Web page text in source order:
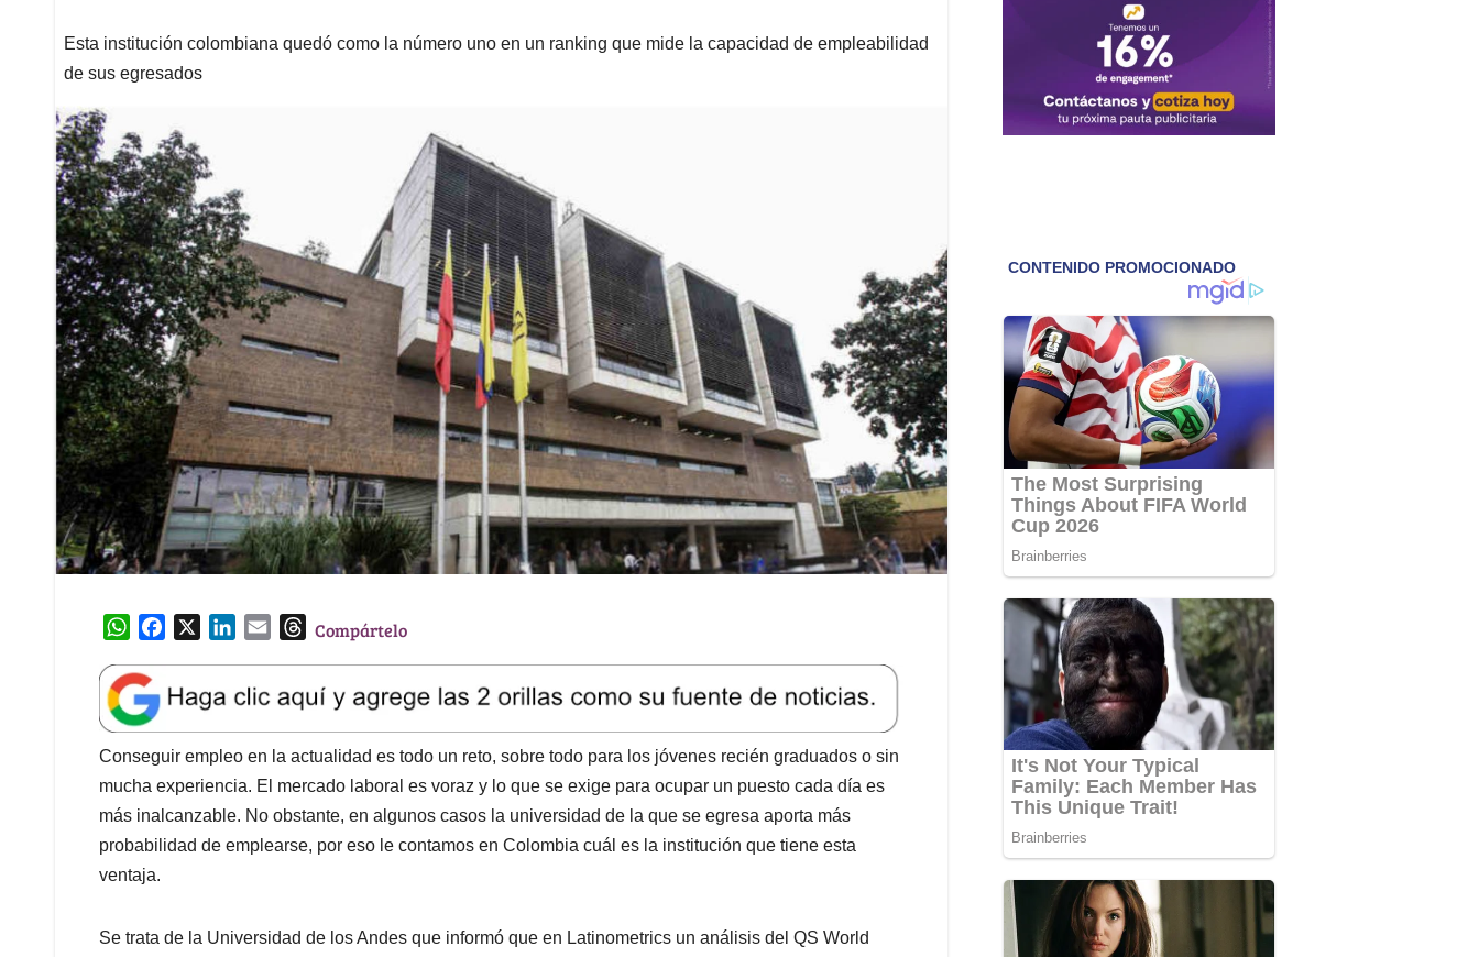
Esta institución colombiana quedó como la número uno en un ranking que mide la capacidad de empleabilidad
de sus egresados
W
a
t
s
A
p
p
e
b
o
o
k
k
e
d
I
n
l
T
e
a
d
s
Compártelo
Conseguir empleo en la actualidad es todo un reto, sobre todo para los jóvenes recién graduados o sin
mucha experiencia. El mercado laboral es voraz y lo que se exige para ocupar un puesto cada día es
más inalcanzable. No obstante, en algunos casos la universidad de la que se egresa aporta más
probabilidad de emplearse, por eso le contamos en Colombia cuál es la institución que tiene esta
ventaja.
Se trata de la Universidad de los Andes que informó que en Latinometrics un análisis del QS World